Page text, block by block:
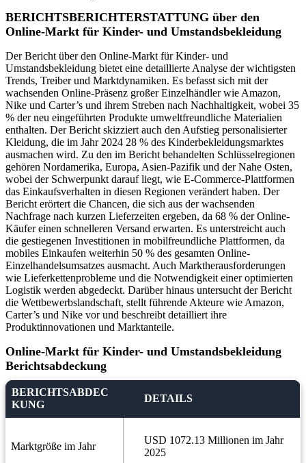
BERICHTSBERICHTERSTATTUNG über den
Online-Markt für Kinder- und Umstandsbekleidung
Der Bericht über den Online-Markt für Kinder- und
Umstandsbekleidung bietet eine detaillierte Analyse der wichtigsten
Trends, Treiber und Marktdynamiken. Es befasst sich mit der
wachsenden Online-Präsenz großer Einzelhändler wie Amazon,
Nike und Carter’s und ihrem Streben nach Nachhaltigkeit, wobei 35
% der neu eingeführten Produkte umweltfreundliche Materialien
enthalten. Der Bericht skizziert auch den Aufstieg personalisierter
Kleidung, die im Jahr 2024 28 % des Kinderbekleidungsmarktes
ausmachen wird. Zu den im Bericht behandelten Schlüsselregionen
gehören Nordamerika, Europa, Asien-Pazifik und der Nahe Osten,
wobei der Schwerpunkt darauf liegt, wie E-Commerce-Plattformen
das Einkaufsverhalten in diesen Regionen verändert haben. Der
Bericht erörtert die Chancen, die sich aus der wachsenden
Nachfrage nach kurzen Lieferzeiten ergeben, da 68 % der Online-
Käufer einen schnelleren Versand erwarten. Es unterstreicht auch
die gestiegenen Investitionen in mobilfreundliche Plattformen, da
mobiles Einkaufen weiterhin 50 % des gesamten Online-
Einzelhandelsumsatzes ausmacht. Auch Marktherausforderungen
wie Lieferkettenprobleme und die Notwendigkeit einer optimierten
Logistik werden abgedeckt. Darüber hinaus untersucht der Bericht
die Wettbewerbslandschaft, stellt führende Akteure wie Amazon,
Carter’s und Nike vor und beschreibt detailliert ihre
Produktinnovationen und Marktanteile.
Online-Markt für Kinder- und Umstandsbekleidung
Berichtsabdeckung
BERICHTSABDEC
KUNG
DETAILS
Marktgröße im Jahr
USD 1072.13 Millionen im Jahr
2025